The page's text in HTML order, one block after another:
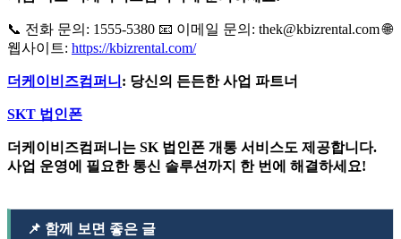
📞 전화 문의: 1555-5380 📧 이메일 문의: thek@kbizrental.com 🌐
웹사이트: https://kbizrental.com/
더케이비즈컴퍼니 : 당신의 든든한 사업 파트너
SKT 법인폰
더케이비즈컴퍼니는 SK 법인폰 개통 서비스도 제공합니다.
사업 운영에 필요한 통신 솔루션까지 한 번에 해결하세요!
📌 함께 보면 좋은 글